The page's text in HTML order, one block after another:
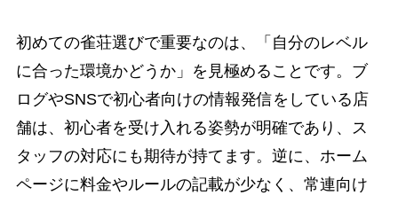
初めての雀荘選びで重要なのは、「自分のレベル
に合った環境かどうか」を見極めることです。ブ
ログやSNSで初心者向けの情報発信をしている店
舗は、初心者を受け入れる姿勢が明確であり、ス
タッフの対応にも期待が持てます。逆に、ホーム
ページに料金やルールの記載が少なく、常連向け